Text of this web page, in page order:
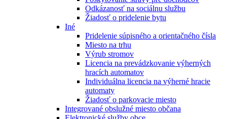
Odkázanosť na sociálnu službu
Žiadosť o pridelenie bytu
Iné
Pridelenie súpisného a orientačného čísla
Miesto na trhu
Výrub stromov
Licencia na prevádzkovanie výherných
hracích automatov
Individuálna licencia na výherné hracie
automaty
Žiadosť o parkovacie miesto
Integrované obslužné miesto občana